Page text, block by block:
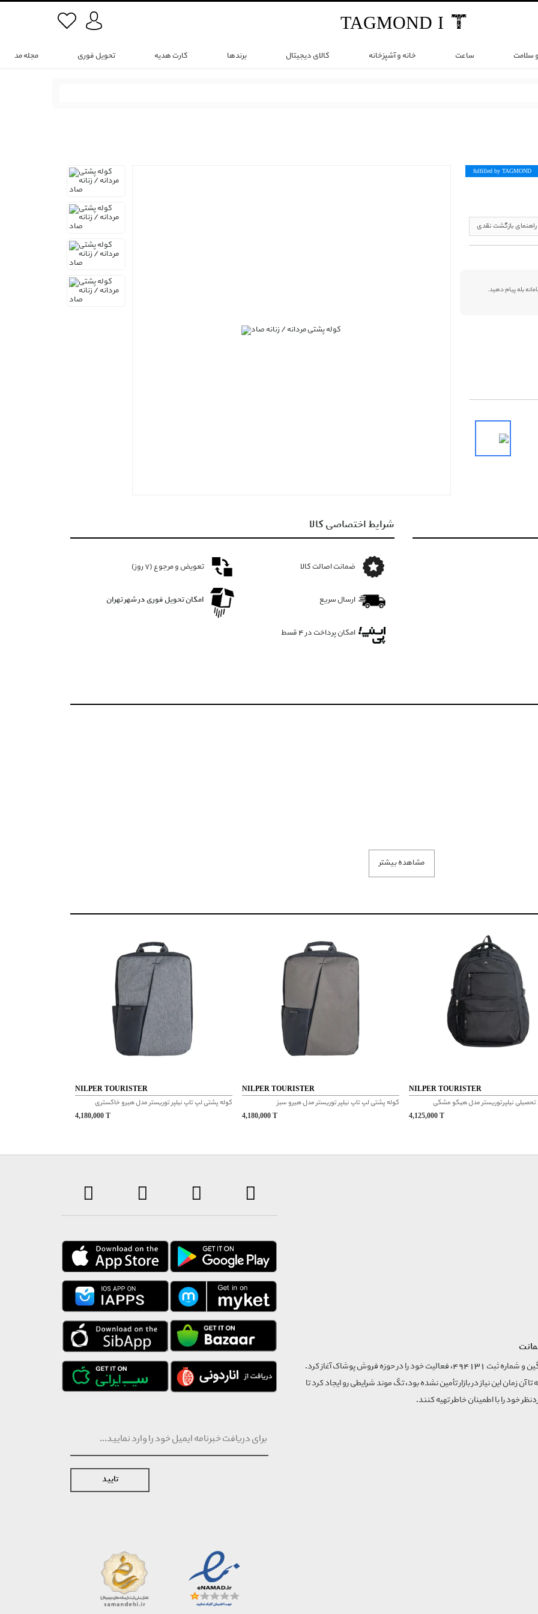
TAGMOND I
سلامت ساعت خانه و آشپزخانه کالای دیجیتال برندها کارت هدیه تحویل فوری مجله مد
fulfilled by TAGMOND
راهنمای بازگشت نقدی
شرایط اختصاصی کالا
ضمانت اصالت کالا تعویض و مرجوع (۷ روز)
ارسال سریع امکان تحویل فوری در شهر تهران
امکان پرداخت در 4 قسط
مشاهده بیشتر
NILPER TOURISTER
کوله پشتی لپ تاپ نیلپر توریستر مدل هیرو خاکستری
4,180,000 T
NILPER TOURISTER
کوله پشتی لپ تاپ نیلپر توریستر مدل هیرو سبز
4,180,000 T
NILPER TOURISTER
تحصیلی نیلپرتوریستر مدل هیکو مشکی
4,125,000 T
تایید
فروشگاه تگ موند از سال 1395 با نام ثبتی گسترش و نوآوری تگین و شماره ثبت 494131، فعالیت خود را در حوزه فروش پوشاک آغاز کرد.
تا آن زمان این نیاز در بازار تأمین نشده بود، تگ موند شرایطی رو ایجاد کرد تا
خود را با اطمینان خاطر تهیه کنند.